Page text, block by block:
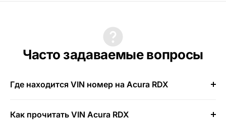
Часто задаваемые вопросы
Где находится VIN номер на Acura RDX
Как прочитать VIN Acura RDX